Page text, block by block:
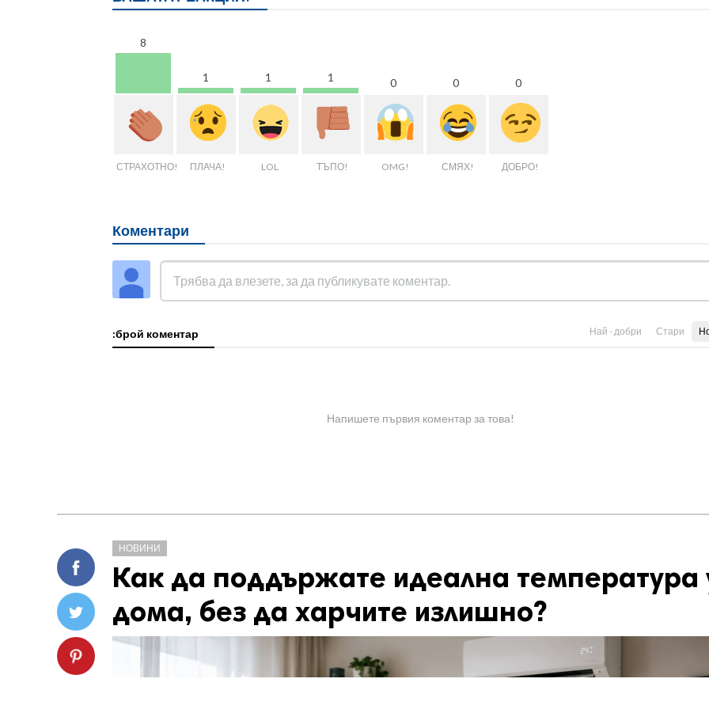
8
СТРАХОТНО!
1
ПЛАЧА!
1
LOL
1
ТЪПО!
0
OMG!
0
СМЯХ!
0
ДОБРО!
Коментари
:брой коментар Най - добри Стари
Напишете първия коментар за това!
НОВИНИ
Как да поддържате идеална температура
дома, без да харчите излишно?